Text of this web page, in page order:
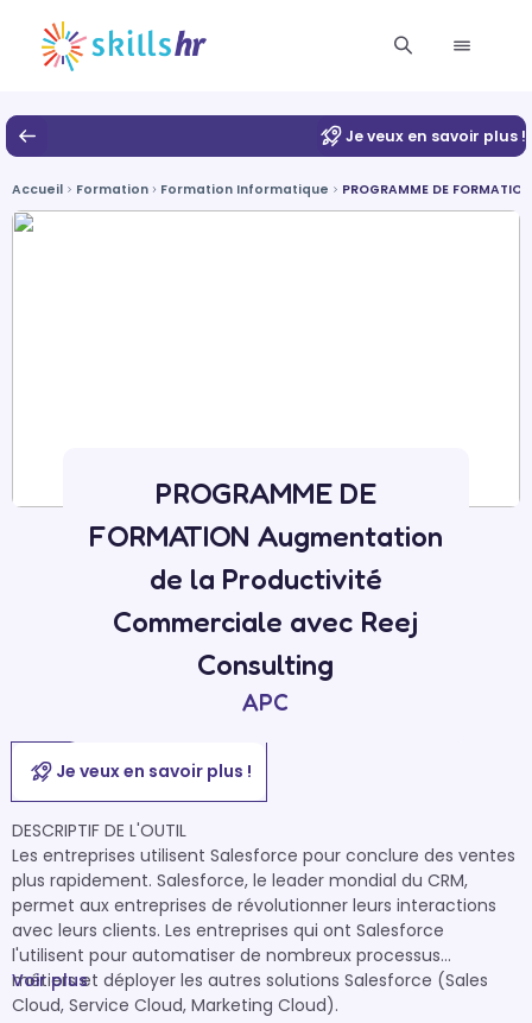
Je veux en savoir plus !
Accueil Formation Formation Informatique PROGRAMME DE
PROGRAMME DE
FORMATION Augmentation
de la Productivité
Commerciale avec Reej
Consulting
APC
Je veux en savoir plus !
DESCRIPTIF DE L'OUTIL
Les entreprises utilisent Salesforce pour conclure des ventes
plus rapidement. Salesforce, le leader mondial du CRM,
permet aux entreprises de révolutionner leurs interactions
avec leurs clients. Les entreprises qui ont Salesforce
l'utilisent pour automatiser de nombreux processus
métiers et déployer les autres solutions Salesforce (Sales
Cloud, Service Cloud, Marketing Cloud).
Voir plus